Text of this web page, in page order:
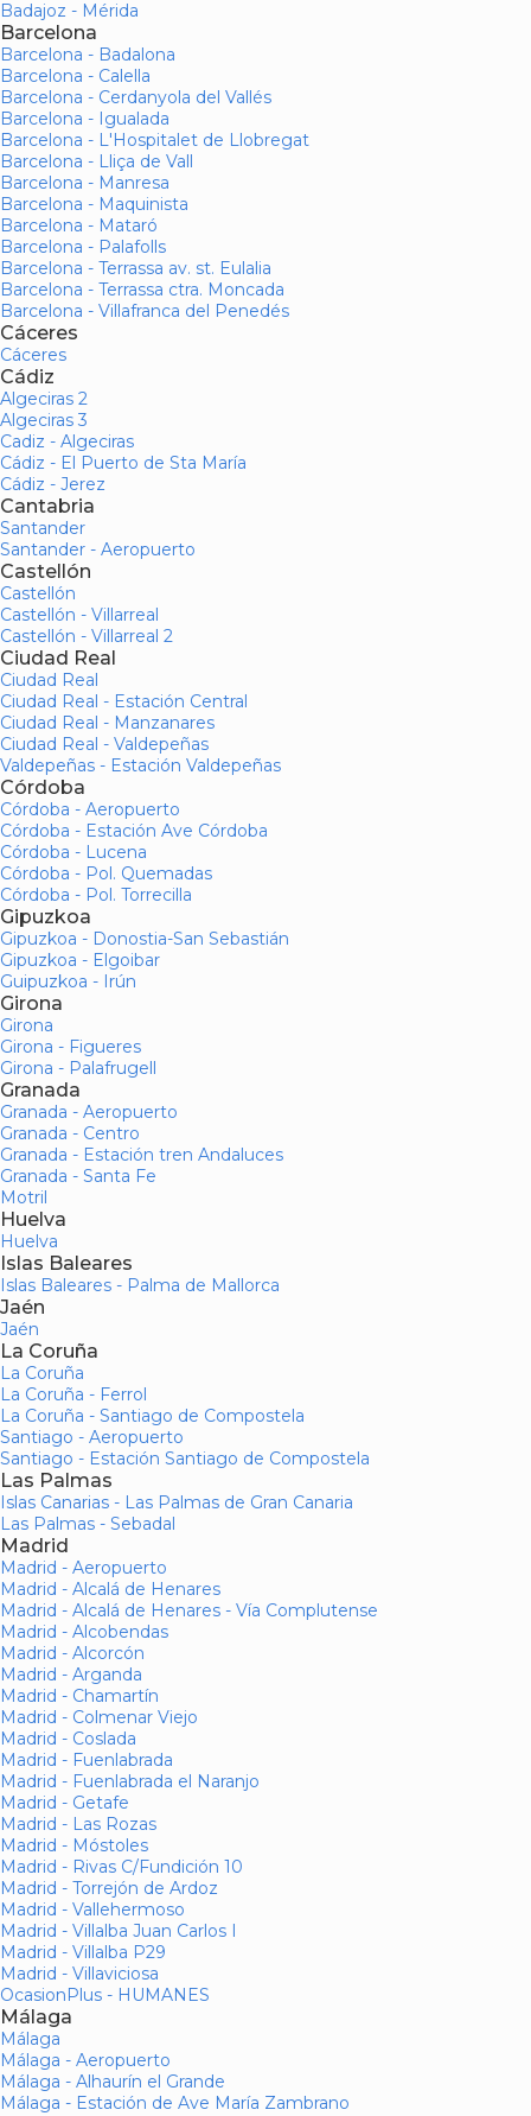
Badajoz - Mérida
Barcelona
Barcelona - Badalona
Barcelona - Calella
Barcelona - Cerdanyola del Vallés
Barcelona - Igualada
Barcelona - L'Hospitalet de Llobregat
Barcelona - Lliça de Vall
Barcelona - Manresa
Barcelona - Maquinista
Barcelona - Mataró
Barcelona - Palafolls
Barcelona - Terrassa av. st. Eulalia
Barcelona - Terrassa ctra. Moncada
Barcelona - Villafranca del Penedés
Cáceres
Cáceres
Cádiz
Algeciras 2
Algeciras 3
Cadiz - Algeciras
Cádiz - El Puerto de Sta María
Cádiz - Jerez
Cantabria
Santander
Santander - Aeropuerto
Castellón
Castellón
Castellón - Villarreal
Castellón - Villarreal 2
Ciudad Real
Ciudad Real
Ciudad Real - Estación Central
Ciudad Real - Manzanares
Ciudad Real - Valdepeñas
Valdepeñas - Estación Valdepeñas
Córdoba
Córdoba - Aeropuerto
Córdoba - Estación Ave Córdoba
Córdoba - Lucena
Córdoba - Pol. Quemadas
Córdoba - Pol. Torrecilla
Gipuzkoa
Gipuzkoa - Donostia-San Sebastián
Gipuzkoa - Elgoibar
Guipuzkoa - Irún
Girona
Girona
Girona - Figueres
Girona - Palafrugell
Granada
Granada - Aeropuerto
Granada - Centro
Granada - Estación tren Andaluces
Granada - Santa Fe
Motril
Huelva
Huelva
Islas Baleares
Islas Baleares - Palma de Mallorca
Jaén
Jaén
La Coruña
La Coruña
La Coruña - Ferrol
La Coruña - Santiago de Compostela
Santiago - Aeropuerto
Santiago - Estación Santiago de Compostela
Las Palmas
Islas Canarias - Las Palmas de Gran Canaria
Las Palmas - Sebadal
Madrid
Madrid - Aeropuerto
Madrid - Alcalá de Henares
Madrid - Alcalá de Henares - Vía Complutense
Madrid - Alcobendas
Madrid - Alcorcón
Madrid - Arganda
Madrid - Chamartín
Madrid - Colmenar Viejo
Madrid - Coslada
Madrid - Fuenlabrada
Madrid - Fuenlabrada el Naranjo
Madrid - Getafe
Madrid - Las Rozas
Madrid - Móstoles
Madrid - Rivas C/Fundición 10
Madrid - Torrejón de Ardoz
Madrid - Vallehermoso
Madrid - Villalba Juan Carlos I
Madrid - Villalba P29
Madrid - Villaviciosa
OcasionPlus - HUMANES
Málaga
Málaga
Málaga - Aeropuerto
Málaga - Alhaurín el Grande
Málaga - Estación de Ave María Zambrano